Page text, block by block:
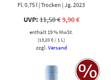
Fl. 0,75 l | Trocken | Jg. 2023
UVP:11,50€Ursprünglicher
Preis
war:
11,50 €
9,90€Aktueller
enthält 19 % MwSt.
(13,20€/ 1 L)
zzgl. Versand